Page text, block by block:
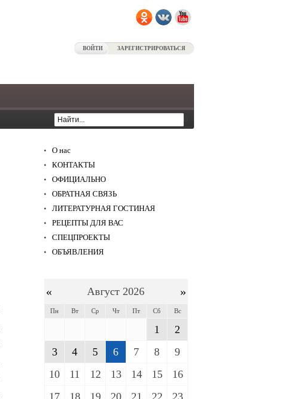
ВОЙТИ ЗАРЕГИСТРИРОВАТЬСЯ
О нас
КОНТАКТЫ
ОФИЦИАЛЬНО
ОБРАТНАЯ СВЯЗЬ
ЛИТЕРАТУРНАЯ ГОСТИНАЯ
РЕЦЕПТЫ ДЛЯ ВАС
СПЕЦПРОЕКТЫ
ОБЪЯВЛЕНИЯ
« Август 2026 »
Пн Вт Ср Чт Пт Сб Вс
1
2
3
4 5 6 7 8
9
10
11 12 13 14 15
16
17
18 19 20 21 22
23